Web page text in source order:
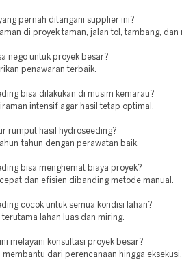
pernah ditangani supplier ini?
di proyek taman, jalan tol, tambang, dan
nego untuk proyek besar?
penawaran terbaik.
bisa dilakukan di musim kemarau?
intensif agar hasil tetap optimal.
rumput hasil hydroseeding?
tahun dengan perawatan baik.
bisa menghemat biaya proyek?
cepat dan efisien dibanding metode manual.
cocok untuk semua kondisi lahan?
terutama lahan luas dan miring.
melayani konsultasi proyek besar?
membantu dari perencanaan hingga eksekusi.